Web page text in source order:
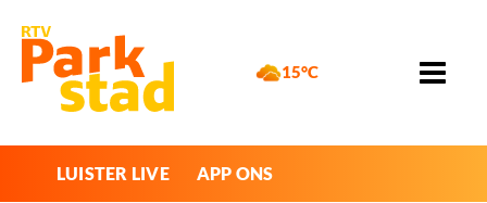
15°C
LUISTER LIVE APP ONS